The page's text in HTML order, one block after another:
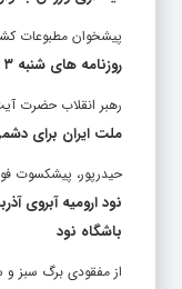
پیشخوان مطبوعات کشور مورخ
روزنامه های شنبه ۳ مرداد ۱۴۰۵ / پیشخوان مطبوعات
رهبر انقلاب حضرت
ملت ایران برای
حیدرپور، پیشکسوت
نود ارومیه آبروی
باشگاه نود
از مفقودی برگ سبز